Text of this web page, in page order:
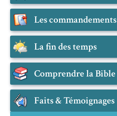
Les commandements
La fin des temps
Comprendre la Bible
Faits & Témoignages